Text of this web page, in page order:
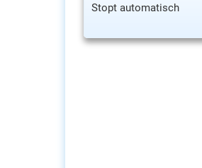
Stopt automatisch